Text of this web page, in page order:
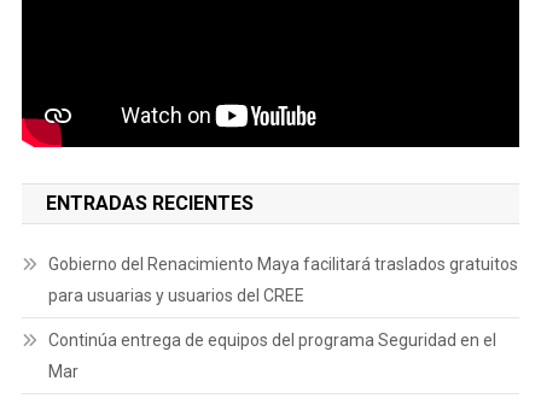
ENTRADAS RECIENTES
Gobierno del Renacimiento Maya facilitará traslados gratuitos
para usuarias y usuarios del CREE
Continúa entrega de equipos del programa Seguridad en el
Mar